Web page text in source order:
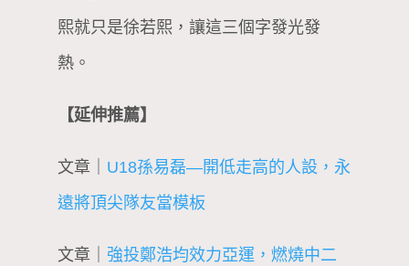
熙就只是徐若熙，讓這三個字發光發
熱。
【延伸推薦】
文章｜ U18孫易磊—開低走高的人設，永
遠將頂尖隊友當模板
文章｜ 強投鄭浩均效力亞運，燃燒中二